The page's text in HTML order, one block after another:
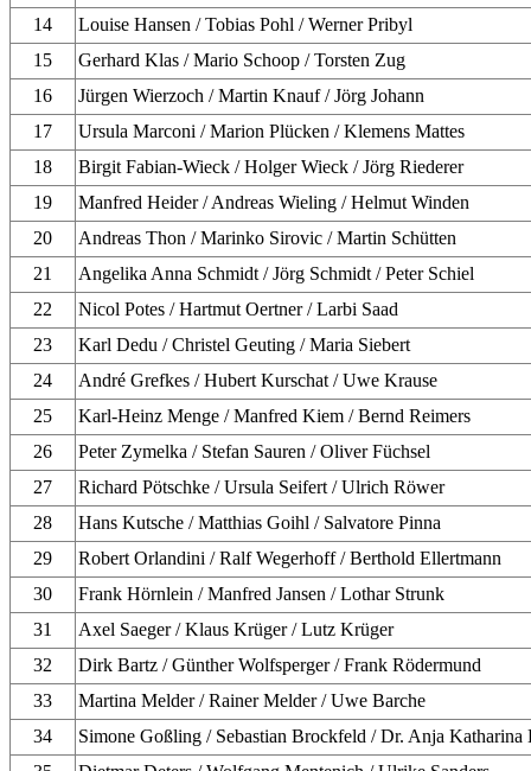
14
Louise Hansen / Tobias Pohl / Werner Pribyl
15
Gerhard Klas / Mario Schoop / Torsten Zug
16
Jürgen Wierzoch / Martin Knauf / Jörg Johann
17
Ursula Marconi / Marion Plücken / Klemens Mattes
18
Birgit Fabian-Wieck / Holger Wieck / Jörg Riederer
19
Manfred Heider / Andreas Wieling / Helmut Winden
20
Andreas Thon / Marinko Sirovic / Martin Schütten
21
Angelika Anna Schmidt / Jörg Schmidt / Peter Schiel
22
Nicol Potes / Hartmut Oertner / Larbi Saad
23
Karl Dedu / Christel Geuting / Maria Siebert
24
André Grefkes / Hubert Kurschat / Uwe Krause
25
Karl-Heinz Menge / Manfred Kiem / Bernd Reimers
26
Peter Zymelka / Stefan Sauren / Oliver Füchsel
27
Richard Pötschke / Ursula Seifert / Ulrich Röwer
28
Hans Kutsche / Matthias Goihl / Salvatore Pinna
29
Robert Orlandini / Ralf Wegerhoff / Berthold Ellertmann
30
Frank Hörnlein / Manfred Jansen / Lothar Strunk
31
Axel Saeger / Klaus Krüger / Lutz Krüger
32
Dirk Bartz / Günther Wolfsperger / Frank Rödermund
33
Martina Melder / Rainer Melder / Uwe Barche
34
Simone Goßling / Sebastian Brockfeld / Dr. Anja Katharina